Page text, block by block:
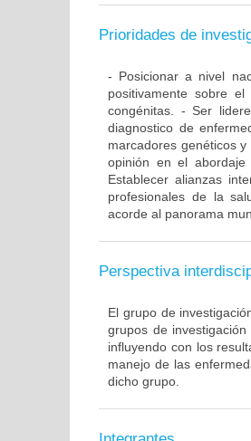
Prioridades de
- Posicionar a nivel
positivamente sobre
congénitas. - Ser
diagnostico de
marcadores genéticos
opinión en el
Establecer alianzas
profesionales de la
acorde al panorama
Perspectiva
El grupo de
grupos de
influyendo con los
manejo de las
dicho grupo.